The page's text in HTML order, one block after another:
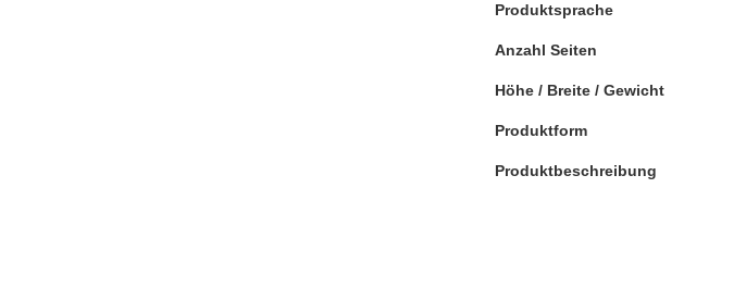
Produktsprache
Anzahl Seiten
Höhe / Breite / Gewicht
Produktform
Produktbeschreibung